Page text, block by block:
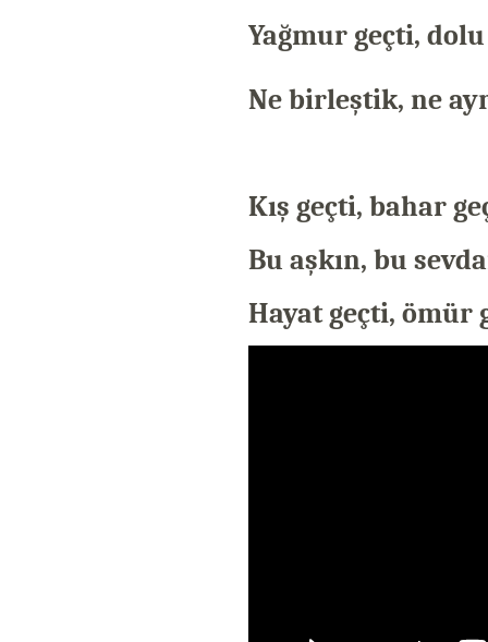
Yağmur geçti,
Ne birleştik, ne
Kış geçti, bahar
Bu aşkın, bu
Hayat geçti, ömür